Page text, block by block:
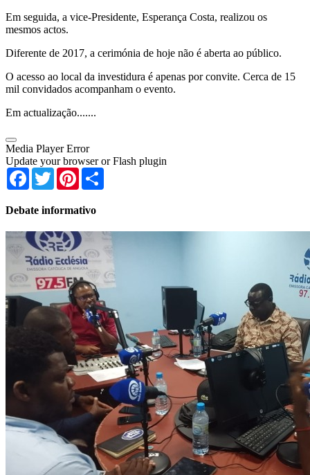
Em seguida, a vice-Presidente, Esperança Costa, realizou os
mesmos actos.
Diferente de 2017, a cerimónia de hoje não é aberta ao público.
O acesso ao local da investidura é apenas por convite. Cerca de 15
mil convidados acompanham o evento.
Em actualização.......
Media Player Error
Update your browser or Flash plugin
Facebook
TwitterPinterest
Debate informativo